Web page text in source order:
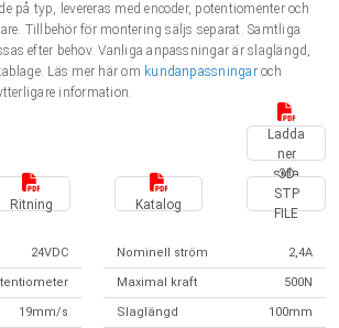
på typ, levereras med encoder, potentiomenter och
Tillbehör för montering säljs separat. Samtliga
efter behov. Vanliga anpassningar är slaglängd,
Läs mer här om kundanpassningaroch
information.
Ladda
ner
sida
Ritning Katalog
3D
STP
FILE
24VDC Nominell ström 2,4A
Maximal kraft 500N
19mm/s Slaglängd 100mm